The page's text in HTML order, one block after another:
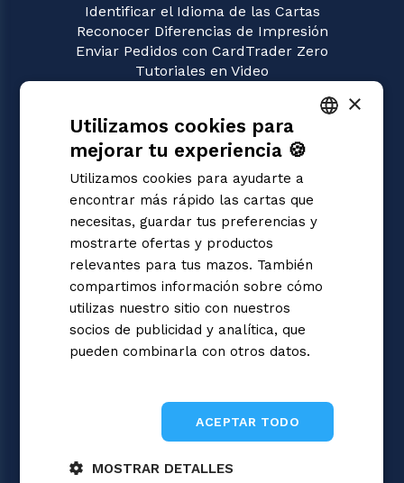
Identificar el Idioma de las Cartas
Reconocer Diferencias de Impresión
Enviar Pedidos con CardTrader Zero
Tutoriales en Video
Dragon Ball Super
Magic: the Gathering
Pokémon
Yu-Gi-Oh!
Flesh and Blood
Digimon
One Piece
Cardfight!! Vanguard
Disney Lorcana
Star Wars Unlimited
Union Arena
Riftbound | League of Legends
ITALIAN
×
Utilizamos cookies para
mejorar tu experiencia 🍪
Utilizamos cookies para ayudarte a
encontrar más rápido las cartas que
necesitas, guardar tus preferencias y
mostrarte ofertas y productos
relevantes para tus mazos. También
compartimos información sobre cómo
utilizas nuestro sitio con nuestros
socios de publicidad y analítica, que
pueden combinarla con otros datos.
ACEPTAR TODO
MOSTRAR DETALLES